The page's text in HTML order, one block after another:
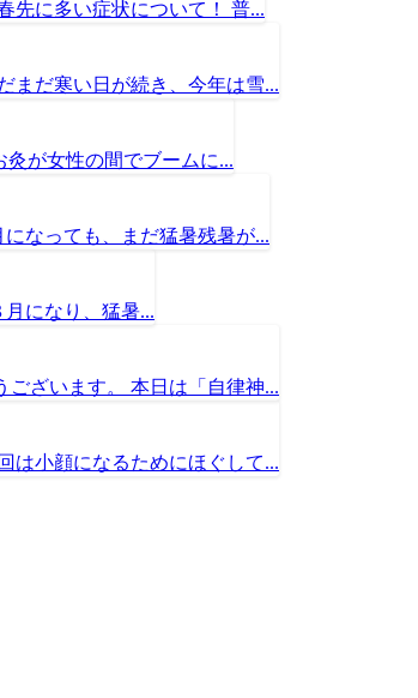
先に多い症状について！ 普...
まだ寒い日が続き、今年は雪...
が女性の間でブームに...
なっても、まだ猛暑残暑が...
になり、猛暑...
ざいます。 本日は「自律神...
は小顔になるためにほぐして...